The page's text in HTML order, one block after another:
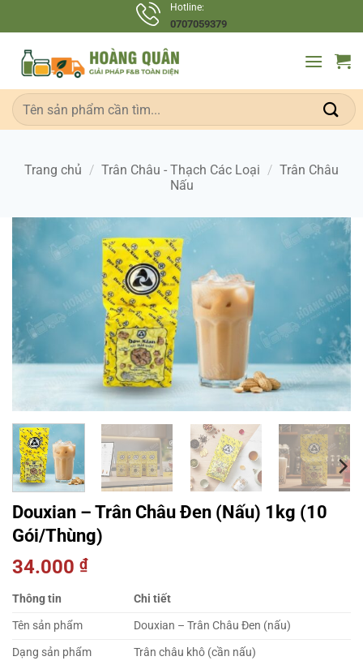
qua
dung
Hotline:
0707059379
Tìm
kiếm:
Trang chủ / Trân Châu - Thạch Các Loại / Trân Châu
Nấu
Douxian – Trân Châu Đen (Nấu) 1kg (10
Gói/Thùng)
34.000 ₫
Thông tin
Chi tiết
Tên sản phẩm
Douxian – Trân Châu Đen (nấu)
Dạng sản phẩm
Trân châu khô (cần nấu)